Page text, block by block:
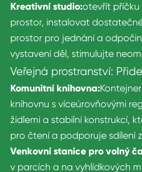
Kreativní studio:otevřít
prostor, instalovat
prostor pro jednání a
vystavení děl, stimulujte
Veřejná prostranství:
Komunitní knihovna:
knihovnu s víceúrovňovými
židlemi a stabilní konstrukcí,
pro čtení a podporuje sdílení
Venkovní stanice pro volný
v parcích a na vyhlídkových